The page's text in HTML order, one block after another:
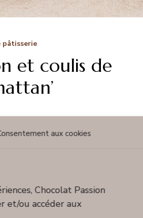
aux cookies
Chocolat Passion
et/ou accéder aux
pâtisserie
et coulis de
de framboises :